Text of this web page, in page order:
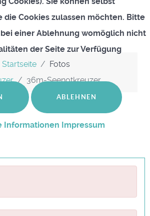
Startseite
Fotos
36m-Seenotkreuzer
die Cookies zulassen möchten. Bitte
bei einer Ablehnung womöglich nicht
der Seite zur Verfügung
ABLEHNEN
Informationen Impressum